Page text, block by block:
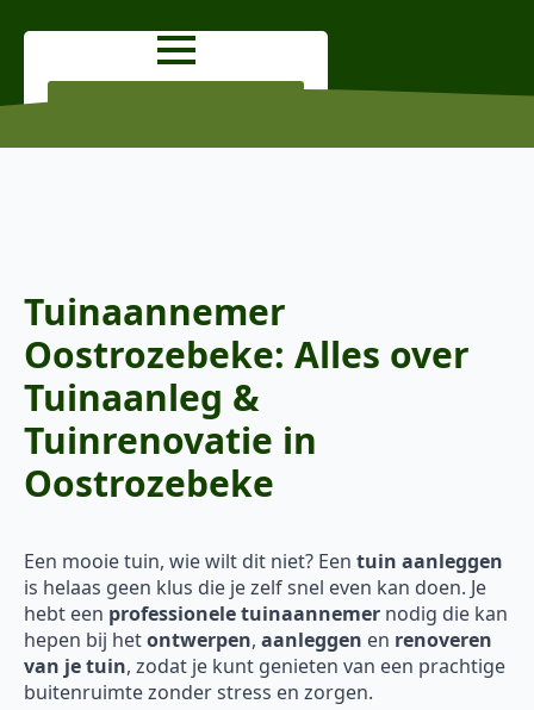
Tuinaannemer
Oostrozebeke: Alles over
Tuinaanleg &
Tuinrenovatie in
Oostrozebeke
Een mooie tuin, wie wilt dit niet? Een tuin aanleggen
is helaas geen klus die je zelf snel even kan doen. Je
hebt een professionele tuinaannemer nodig die kan
hepen bij hetontwerpen, aanleggen en renoveren
van je tuin, zodat je kunt genieten van een prachtige
buitenruimte zonder stress en zorgen.